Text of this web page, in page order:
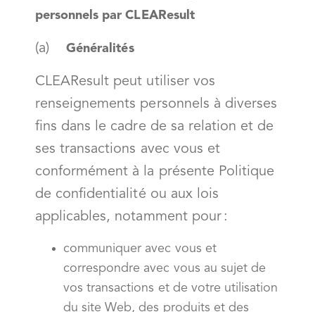
personnels par CLEAResult
(a) Généralités
CLEAResult peut utiliser vos
renseignements personnels à diverses
fins dans le cadre de sa relation et de
ses transactions avec vous et
conformément à la présente Politique
de confidentialité ou aux lois
applicables, notamment pour :
communiquer avec vous et
correspondre avec vous au sujet de
vos transactions et de votre utilisation
du site Web, des produits et des